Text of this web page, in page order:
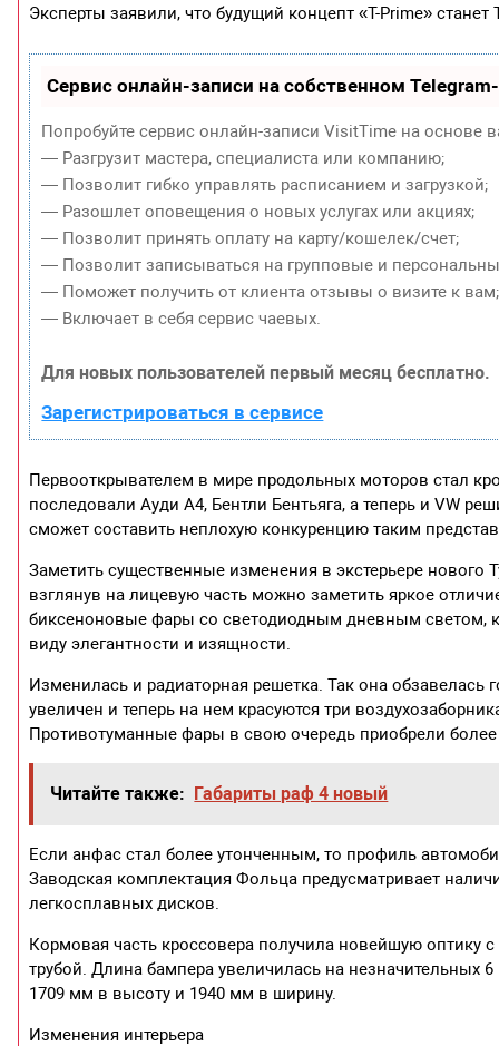
Эксперты заявили, что будущий концепт «T-Prime» станет
Сервис онлайн-записи на собственном
Попробуйте сервис онлайн-записи VisitTime на основе
— Разгрузит мастера, специалиста или компанию;
— Позволит гибко управлять расписанием и загрузкой;
— Разошлет оповещения о новых услугах или акциях;
— Позволит принять оплату на карту/кошелек/счет;
— Позволит записываться на групповые и
— Поможет получить от клиента отзывы о визите к вам;
— Включает в себя сервис чаевых.
Для новых пользователей первый месяц бесплатно.
Зарегистрироваться в сервисе
Первооткрывателем в мире продольных моторов стал
последовали Ауди А4, Бентли Бентьяга, а теперь и VW
сможет составить неплохую конкуренцию таким
Заметить существенные изменения в экстерьере
взглянув на лицевую часть можно заметить яркое
биксеноновые фары со светодиодным дневным светом,
виду элегантности и изящности.
Изменилась и радиаторная решетка. Так она
увеличен и теперь на нем красуются три
Противотуманные фары в свою очередь приобрели более
Читайте также: Габариты раф 4 новый
Если анфас стал более утонченным, то профиль
Заводская комплектация Фольца предусматривает
легкосплавных дисков.
Кормовая часть кроссовера получила новейшую
трубой. Длина бампера увеличилась на незначительных
1709 мм в высоту и 1940 мм в ширину.
Изменения интерьера